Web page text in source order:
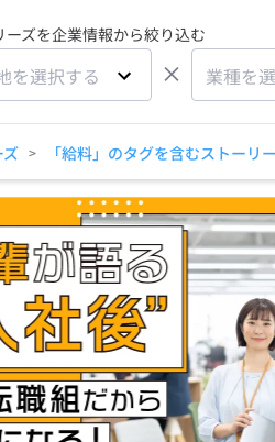
ーズを企業情報から絞り込む
を選択する × 業種を
ズ > 「給料」のタグを含むストーリ